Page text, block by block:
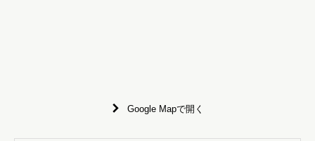
Google Mapで開く